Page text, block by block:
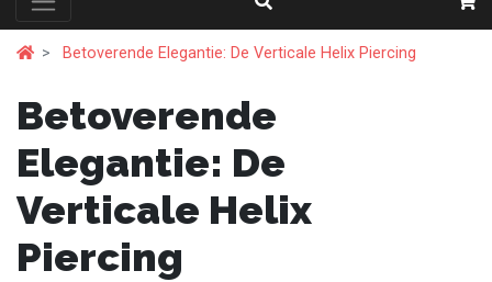
Betoverende Elegantie: De Verticale Helix Piercing
Betoverende
Elegantie: De
Verticale Helix
Piercing